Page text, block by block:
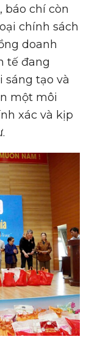
báo chí còn
chính sách
doanh
tế đang
sáng tạo và
một môi
xác và kịp